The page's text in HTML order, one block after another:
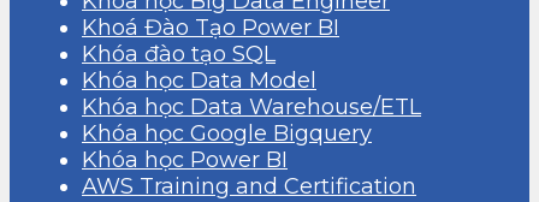
Khoá Đào Tạo Power BI
Khóa đào tạo SQL
Khóa học Data Model
Khóa học Data Warehouse/ETL
Khóa học Google Bigquery
Khóa học Power BI
AWS Training and Certification